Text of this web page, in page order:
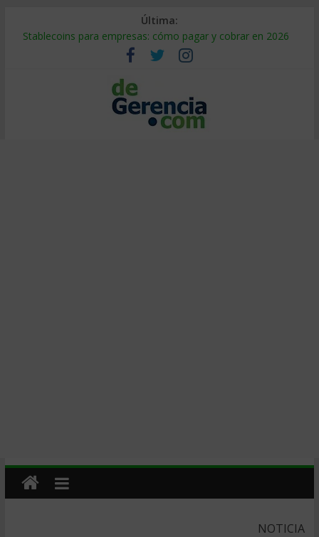
Última:
Stablecoins para empresas: cómo pagar y cobrar en 2026
Despido silencioso: qué es y por qué sale tan caro
IA en selección de personal: cómo auditarla a tiempo
Trabajo forzoso en la cadena de suministro: qué hacer
Mercado hispano de EE. UU.: cómo segmentarlo y venderle
NOTICIA